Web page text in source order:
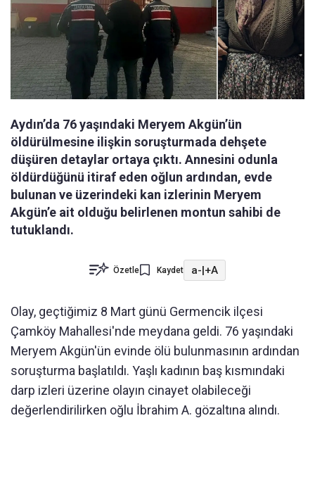
Aydın’da 76 yaşındaki Meryem Akgün’ün
öldürülmesine ilişkin soruşturmada dehşete
düşüren detaylar ortaya çıktı. Annesini odunla
öldürdüğünü itiraf eden oğlun ardından, evde
bulunan ve üzerindeki kan izlerinin Meryem
Akgün’e ait olduğu belirlenen montun sahibi de
tutuklandı.
Özetle Kaydet a-|+A
Olay, geçtiğimiz 8 Mart günü Germencik ilçesi
Çamköy Mahallesi'nde meydana geldi. 76 yaşındaki
Meryem Akgün'ün evinde ölü bulunmasının ardından
soruşturma başlatıldı. Yaşlı kadının baş kısmındaki
darp izleri üzerine olayın cinayet olabileceği
değerlendirilirken oğlu İbrahim A. gözaltına alındı.